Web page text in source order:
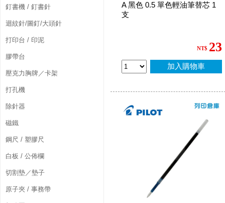
釘書機 / 釘書針
迴紋針/圖釘/大頭針
打印台 / 印泥
膠帶台
壓克力胸牌／卡架
打孔機
除針器
磁鐵
鋼尺 / 塑膠尺
白板 / 公佈欄
切割墊／墊子
原子夾 / 事務帶
A 黑色 0.5 單色輕油筆替芯 1
支
NT$ 23
加入購物車